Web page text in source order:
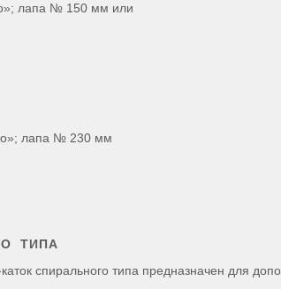
лапа № 150 мм или
лапа № 230 мм
ТИПА
спирального типа предназначен для